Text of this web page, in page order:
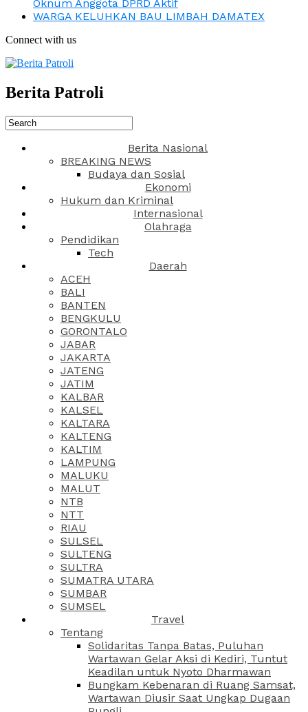
Oknum Anggota DPRD Aktif
WARGA KELUHKAN BAU LIMBAH DAMATEX
Connect with us
Berita Patroli
Berita Nasional
BREAKING NEWS
Budaya dan Sosial
Ekonomi
Hukum dan Kriminal
Internasional
Olahraga
Pendidikan
Tech
Daerah
ACEH
BALI
BANTEN
BENGKULU
GORONTALO
JABAR
JAKARTA
JATENG
JATIM
KALBAR
KALSEL
KALTARA
KALTENG
KALTIM
LAMPUNG
MALUKU
MALUT
NTB
NTT
RIAU
SULSEL
SULTENG
SULTRA
SUMATRA UTARA
SUMBAR
SUMSEL
Travel
Tentang
Solidaritas Tanpa Batas, Puluhan
Wartawan Gelar Aksi di Kediri, Tuntut
Keadilan untuk Nyoto Dharmawan
Bungkam Kebenaran di Ruang Samsat,
Wartawan Diusir Saat Ungkap Dugaan